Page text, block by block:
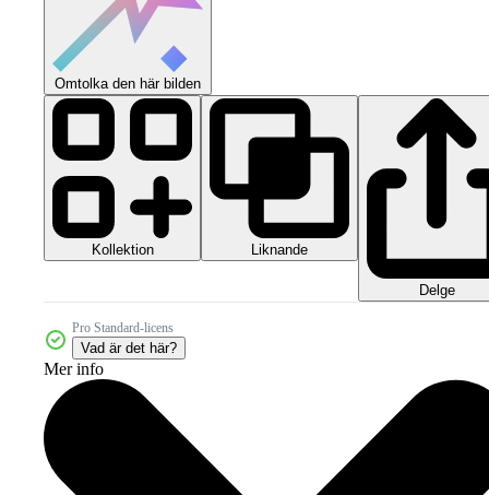
Omtolka den här bilden
Kollektion Liknande
Delge
Pro Standard-licens
Vad är det här?
Mer info